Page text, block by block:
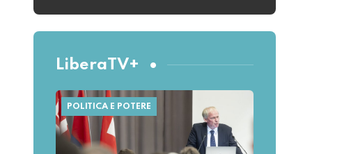
LiberaTV+
POLITICA E POTERE